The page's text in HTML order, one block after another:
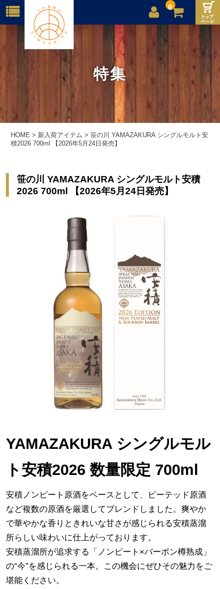
0
店舗案内
ご利用案内
送料
お問合せ
特集
HOME > 新入荷アイテム >笹の川 YAMAZAKURA シングルモルト安
積2026 700ml 【2026年5月24日発売】
笹の川 YAMAZAKURA シングルモルト安積
2026 700ml 【2026年5月24日発売】
YAMAZAKURA シングルモル
ト安積2026 数量限定 700ml
安積ノンピート原酒をベースとして、ピーテッド原酒
など複数の原酒を厳選してブレンドしました。爽やか
で華やかな香りときれいな甘さが感じられる安積蒸溜
所らしい味わいに仕上がっております。
安積蒸溜所が追求する「ノンピート×バーボン樽熟成」
の“今”を感じられる一本。この機会にぜひその魅力をご
堪能ください。